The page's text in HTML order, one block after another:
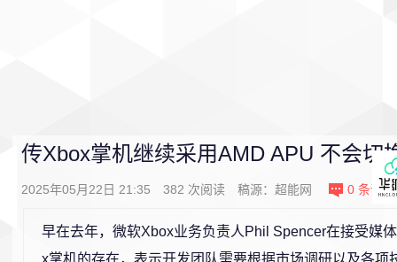
传Xbox掌机继续采用AMD APU 不会切
2025年05月22日 21:35 382 次阅读 稿源： 超能网 0 条评论
早在去年，微软Xbox业务负责人Phil Spencer在接受媒
x掌机的存在，表示开发团队需要根据市场调研以及各项